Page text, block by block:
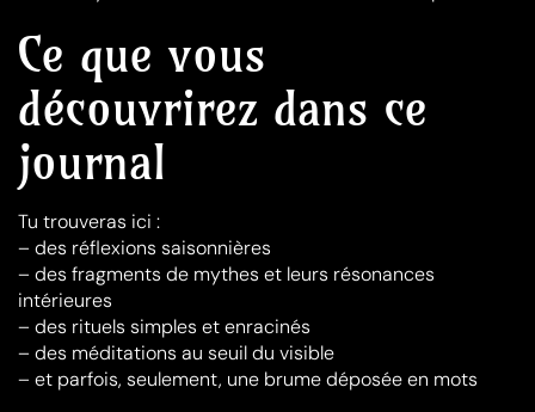
Ce que vous
découvrirez dans ce
journal
Tu trouveras ici :
– des réflexions saisonnières
– des fragments de mythes et leurs résonances
intérieures
– des rituels simples et enracinés
– des méditations au seuil du visible
– et parfois, seulement, une brume déposée en mots